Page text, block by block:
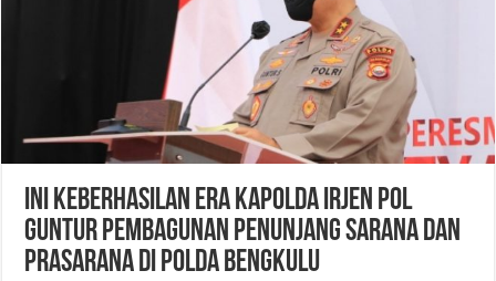
Ini Keberhasilan Era Kapolda Irjen Pol
Guntur Pembagunan Penunjang Sarana dan
prasarana di Polda Bengkulu